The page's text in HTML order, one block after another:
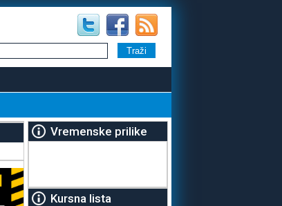
Vremenske prilike
Kursna lista